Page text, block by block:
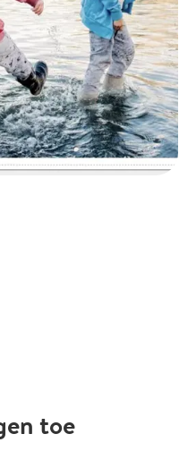
toe